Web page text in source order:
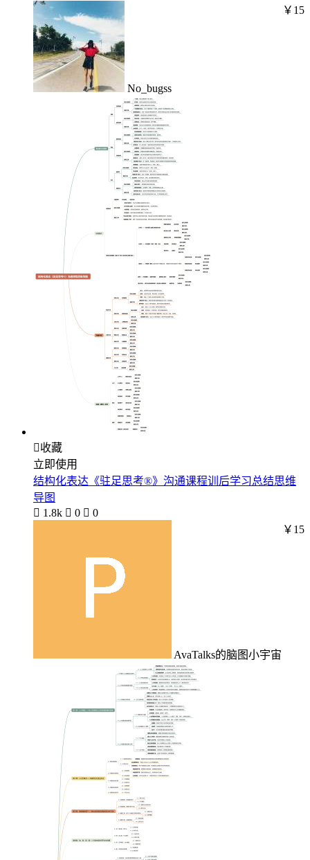
No_bugss
￥15
收藏
立即使用
结构化表达《驻足思考®》沟通课程训后学习总结思维
导图
 1.8k  0  0
AvaTalks的脑图小宇宙
￥15